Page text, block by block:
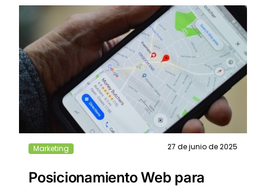
Marketing 27 de junio de 2025
Posicionamiento Web para